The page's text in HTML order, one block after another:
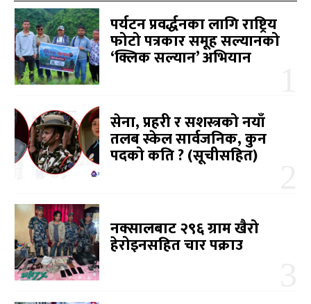
पर्यटन प्रवर्द्धनका लागि राष्ट्रिय
फोटो पत्रकार समूह सल्यानको
‘क्लिक सल्यान’ अभियान
सेना, प्रहरी र सशस्त्रको नयाँ
तलब स्केल सार्वजनिक, कुन
पदको कति ? (सूचीसहित)
नक्सालबाट २९६ ग्राम खैरो
हेरोइनसहित चार पक्राउ